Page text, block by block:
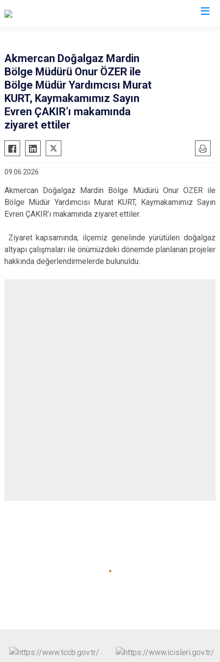
Dargeçit
Derik
Kızıltepe
Mazıdağı
Midyat
Nusaybin
Ömerli
Savur
Akmercan Doğalgaz Mardin
Bölge Müdürü Onur ÖZER ile
Bölge Müdür Yardımcısı Murat
KURT, Kaymakamımız Sayın
Evren ÇAKIR’ı makamında
ziyaret ettiler
09.06.2026
Akmercan Doğalgaz Mardin Bölge Müdürü Onur ÖZER ile
Bölge Müdür Yardımcısı Murat KURT, Kaymakamımız Sayın
Evren ÇAKIR’ı makamında ziyaret ettiler.
Ziyaret kapsamında; ilçemiz genelinde yürütülen doğalgaz
altyapı çalışmaları ile önümüzdeki dönemde planlanan projeler
hakkında değerlendirmelerde bulunuldu.